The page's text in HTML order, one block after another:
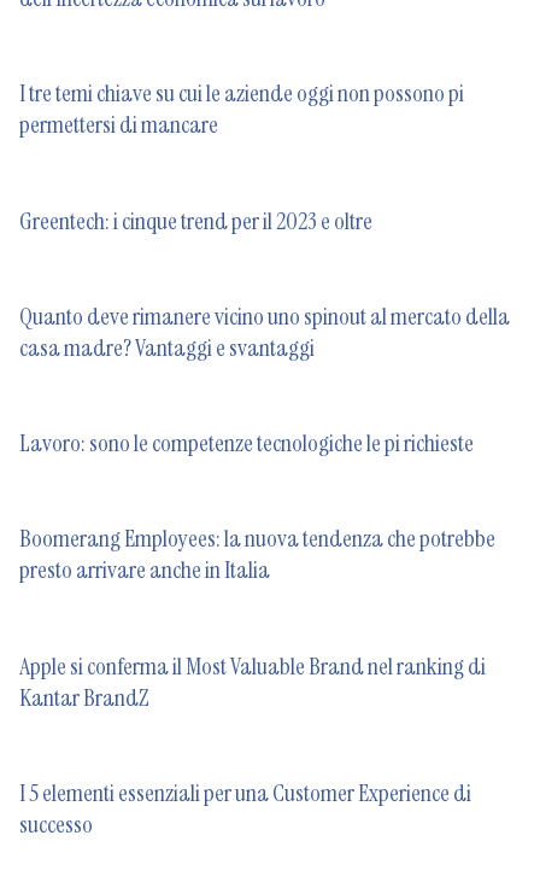
I tre temi chiave su cui le aziende oggi non possono pi
permettersi di mancare
Greentech: i cinque trend per il 2023 e oltre
Quanto deve rimanere vicino uno spinout al mercato della
casa madre? Vantaggi e svantaggi
Lavoro: sono le competenze tecnologiche le pi richieste
Boomerang Employees: la nuova tendenza che potrebbe
presto arrivare anche in Italia
Apple si conferma il Most Valuable Brand nel ranking di
Kantar BrandZ
I 5 elementi essenziali per una Customer Experience di
successo